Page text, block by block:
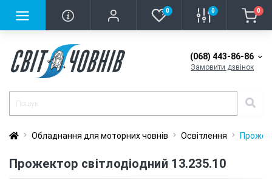
0 0 0
(068) 443-86-86
Замовити дзвінок
Обладнання для моторних човнів Освітлення
Прожектор світлодіодний 13.235.10